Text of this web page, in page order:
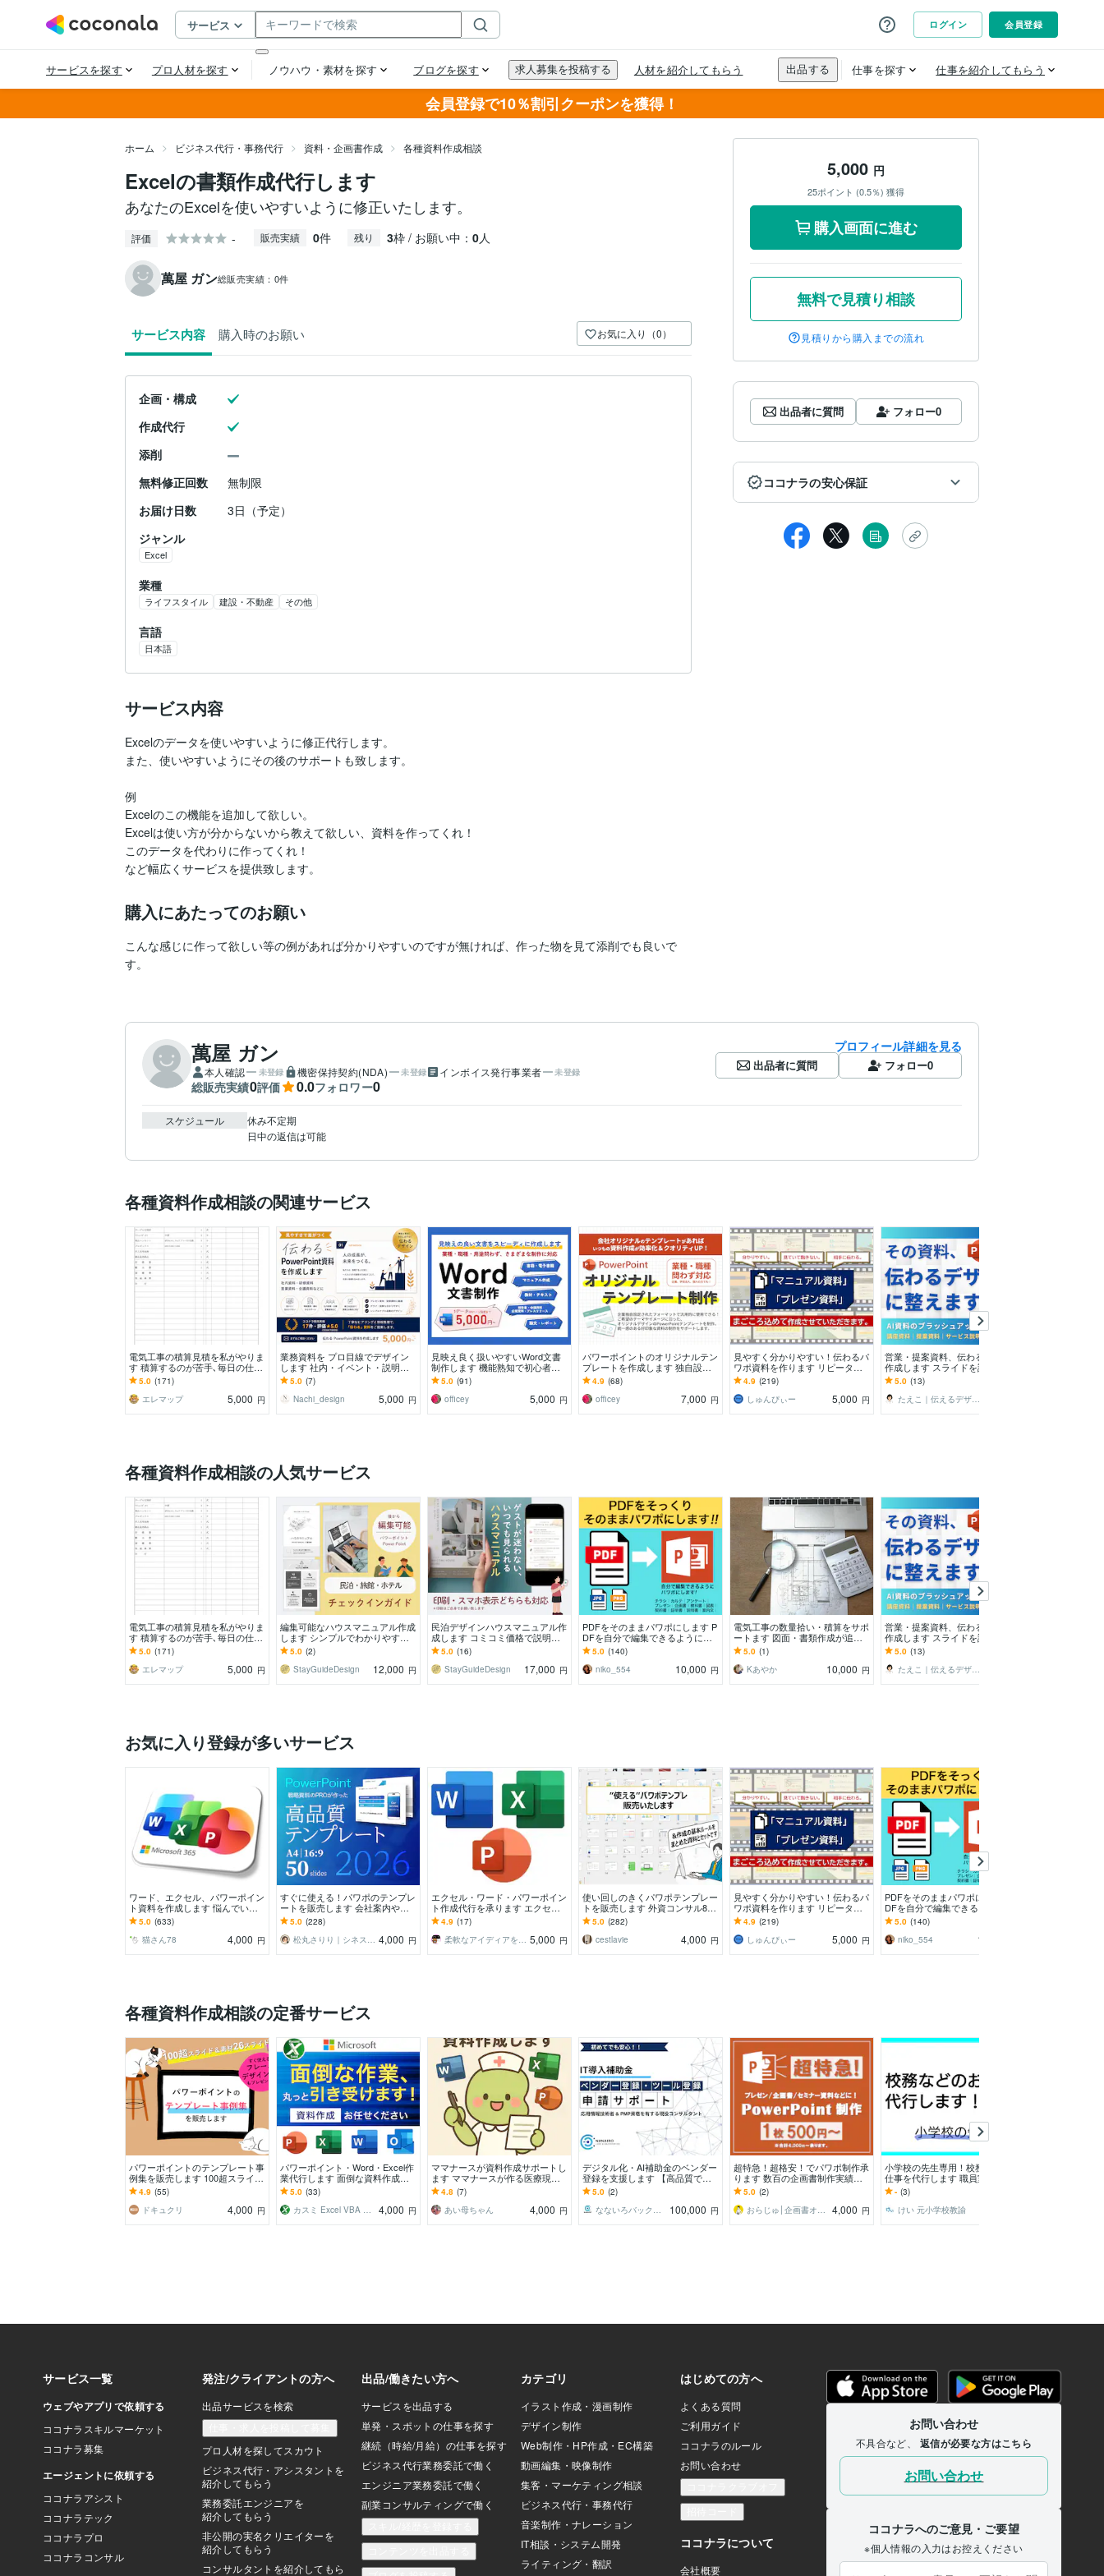
会員登録で10％割引クーポンを獲得！
ホーム ビジネス代行・事務代行 資料・企画書作成 各種資料作成相談
Excelの書類作成代行します
あなたのExcelを使いやすいように修正いたします。
評価 - 販売実績 0件 残り 3枠 / お願い中： 0人
萬屋 ガン総販売実績： 0件
サービス内容 購入時のお願い お気に入り（0）
企画・構成
作成代行
添削
無料修正回数
無制限
お届け日数
3日（予定）
ジャンル
Excel
業種
ライフスタイル 建設・不動産 その他
言語
日本語
サービス内容
Excelのデータを使いやすいように修正代行します。
また、使いやすいようにその後のサポートも致します。
例
Excelのこの機能を追加して欲しい。
Excelは使い方が分からないから教えて欲しい、資料を作ってくれ！
このデータを代わりに作ってくれ！
など幅広くサービスを提供致します。
購入にあたってのお願い
こんな感じに作って欲しい等の例があれば分かりやすいのですが無ければ、作った物を見て添削でも良いで
す。
5,000 円
25ポイント (0.5％) 獲得
購入画面に進む
無料で見積り相談
見積りから購入までの流れ
出品者に質問 フォロー0
ココナラの安心保証
萬屋 ガン
本人確認 未登録 機密保持契約(NDA) 未登録 インボイス発行事業者 未登録
総販売実績0評価 0.0フォロワー0
プロフィール詳細を見る
出品者に質問 フォロー0
スケジュール
休み不定期
日中の返信は可能
各種資料作成相談の関連サービス
電気工事の積算見積を私がやりま
す 積算するのが苦手､毎日の仕事
終われてる人は必見
5.0 (171)
エレマップ
5,000 円
業務資料を プロ目線でデザイン
します 社内・イベント・説明会
向けPowerPoint資料作成します
5.0 (7)
Nachi_design
5,000 円
見映え良く扱いやすいWord文書
制作します 機能熟知で初心者に
も安心丁寧に対応します！
5.0 (91)
officey
5,000 円
パワーポイントのオリジナルテン
プレートを作成します 独自設定
されたフォーマットで効率的に資
料作成ができるように！
4.9 (68)
officey
7,000 円
見やすく分かりやすい！伝わるパ
ワポ資料を作ります リピーター
続出！洗練された資料を比較的リ
ーズナブルにお届け！
4.9 (219)
しゅんぴぃー
5,000 円
営業・提案資料、伝わるスライド
作成します スライドを話しやす
く・伝わるデザインへ
5.0 (13)
たえこ｜伝えるデザイン
各種資料作成相談の人気サービス
電気工事の積算見積を私がやりま
す 積算するのが苦手､毎日の仕事
終われてる人は必見
5.0 (171)
エレマップ
5,000 円
編集可能なハウスマニュアル作成
します シンプルでわかりやすい
デザインです。多言語対応可。
5.0 (2)
StayGuideDesign
12,000 円
民泊デザインハウスマニュアル作
成します コミコミ価格で説明文
など丸投げOK!ゲスト満足度UP
5.0 (16)
StayGuideDesign
17,000 円
PDFをそのままパワポにします P
DFを自分で編集できるようにパ
ワポにします。
5.0 (140)
niko_554
10,000 円
電気工事の数量拾い・積算をサポ
ートます 図面・書類作成が追い
つかない方へ
5.0 (1)
Kあやか
10,000 円
営業・提案資料、伝わるスライド
作成します スライドを話しやす
く・伝わるデザインへ
5.0 (13)
たえこ｜伝えるデザイン
お気に入り登録が多いサービス
ワード、エクセル、パワーポイン
ト資料を作成します 悩んでいる
より、ご依頼下さい。迅速、丁寧
に仕上げます。
5.0 (633)
猫さん78
4,000 円
すぐに使える！パワポのテンプレ
ートを販売します 会社案内や営
業資料を効率よくきれいに自作す
るために
5.0 (228)
松丸さりり｜シネステティカ 4,000 円
エクセル・ワード・パワーポイン
ト作成代行を承ります エクセ
ル、ワード、パワーポイント作成
なら何でもご相談ください
4.9 (17)
柔軟なアイディアをご提供します。 5,000 円
使い回しのきくパワポテンプレー
トを販売します 外資コンサル8年
の作者が現場で使うテンプレ＆作
成ルールブック
5.0 (282)
cestlavie
4,000 円
見やすく分かりやすい！伝わるパ
ワポ資料を作ります リピーター
続出！洗練された資料を比較的リ
ーズナブルにお届け！
4.9 (219)
しゅんぴぃー
5,000 円
PDFをそのままパワポにします P
DFを自分で編集できるようにパ
ワポにします。
5.0 (140)
niko_554
10,000
各種資料作成相談の定番サービス
パワーポイントのテンプレート事
例集を販売します 100超スライド
+素材26スライドで自由に編集が
可能です。
4.9 (55)
ドキュクリ
4,000 円
パワーポイント・Word・Excel作
業代行します 面倒な資料作成！
是非ご相談ください！
5.0 (33)
カスミ Excel VBA 講師
4,000 円
ママナースが資料作成サポートし
ます ママナースが作る医療現場
の伝わる資料作成
4.8 (7)
あい母ちゃん
4,000 円
デジタル化・AI補助金のベンダー
登録を支援します 【高品質で短
納期】応用情報技術者 の有資格
者が万全のサポート
5.0 (2)
なないろバックオフィス
100,000 円
超特急！超格安！でパワポ制作承
ります 数百の企画書制作実績の
ある現役プランナーがお手伝い！
5.0 (2)
おらじゅ│企画書オタク
4,000 円
小学校の先生専用！校務などのお
仕事を代行します 職員室でのお
仕事など授業以外の先生のお仕事
をサポートします
- (3)
けい 元小学校教諭